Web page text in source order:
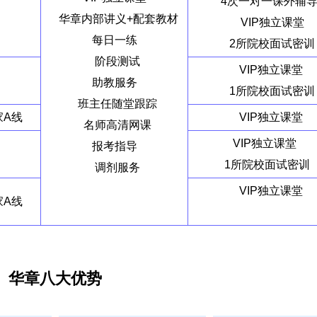
华章内部讲义+配套教材
每日一练
阶段测试
助教服务
班主任随堂跟踪
名师高清网课
报考指导
调剂服务
VIP独立课堂
2所院校面试密训
VIP独立课堂
1所院校面试密训
A线 VIP独立课堂
VIP独立课堂
1所院校面试密训
A线
VIP独立课堂
华章八大优势